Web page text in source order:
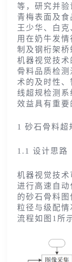
等，研究并验
青梅表面及食
王少华、白克
用在奶牛发
制及钢桁架桥
机器视觉技术
骨料品质检
术的及时性
线超规检测系
效益具有重要
1 砂石骨料超
1.1 设计思路
机器视觉技
进行高速自动
的砂石骨料图
粒径与级配情
流程如图 1 所